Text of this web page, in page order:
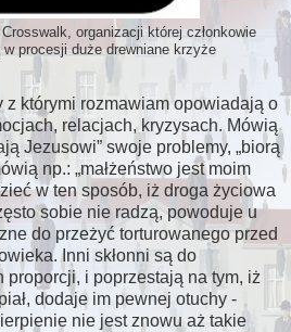
organizacji której członkowie
w procesji duże drewniane krzyże
którymi rozmawiam opowiadają o
relacjach, kryzysach. Mówią
Jezusowi swoje problemy,
biorą
np.:
małżeństwo jest moim
w ten sposób, iż droga życiowa
sobie nie radzą, powoduje u
do przeżyć torturowanego przed
Inni skłonni są do
i poprzestają na tym, iż
dodaje im pewnej otuchy -
nie jest znowu aż takie